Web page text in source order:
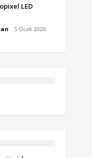
LED
5 Ocak 2020